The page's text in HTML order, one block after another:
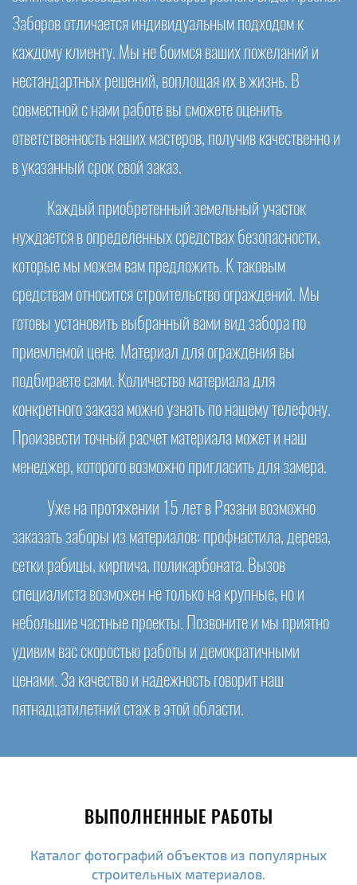
Заборов отличается индивидуальным подходом к
каждому клиенту. Мы не боимся ваших пожеланий и
нестандартных решений, воплощая их в жизнь. В
совместной с нами работе вы сможете оценить
ответственность наших мастеров, получив качественно и
в указанный срок свой заказ.
Каждый приобретенный земельный участок
нуждается в определенных средствах безопасности,
которые мы можем вам предложить. К таковым
средствам относится строительство ограждений. Мы
готовы установить выбранный вами вид забора по
приемлемой цене. Материал для ограждения вы
подбираете сами. Количество материала для
конкретного заказа можно узнать по нашему телефону.
Произвести точный расчет материала может и наш
менеджер, которого возможно пригласить для замера.
Уже на протяжении 15 лет в Рязани возможно
заказать заборы из материалов: профнастила, дерева,
сетки рабицы, кирпича, поликарбоната. Вызов
специалиста возможен не только на крупные, но и
небольшие частные проекты. Позвоните и мы приятно
удивим вас скоростью работы и демократичными
ценами. За качество и надежность говорит наш
пятнадцатилетний стаж в этой области.
ВЫПОЛНЕННЫЕ РАБОТЫ
Каталог фотографий объектов из популярных
строительных материалов.